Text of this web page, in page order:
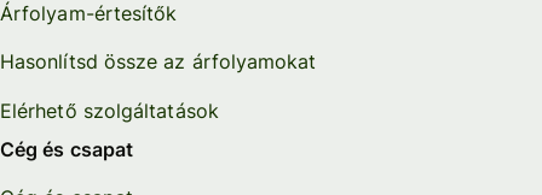
Árfolyam-értesítők
Hasonlítsd össze az árfolyamokat
Elérhető szolgáltatások
Cég és csapat